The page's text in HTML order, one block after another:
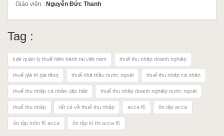
Giáo viên : Nguyễn Đức Thanh
Tag :
luật quản lý thuế hiện hành tại việt nam thuế thu nhập doanh nghiệp
thuế giá trị gia tăng thuế nhà thầu nước ngoài thuế thu nhập cá nhân
thuế thu nhập cá nhân đặc biệt thuế thu nhập doanh nghiệp nước ngoài
thuế thu nhập tất cả về thuế thu nhập acca f6 ôn tập acca
ôn tập môn f6 acca ôn tập kì thi acca f6